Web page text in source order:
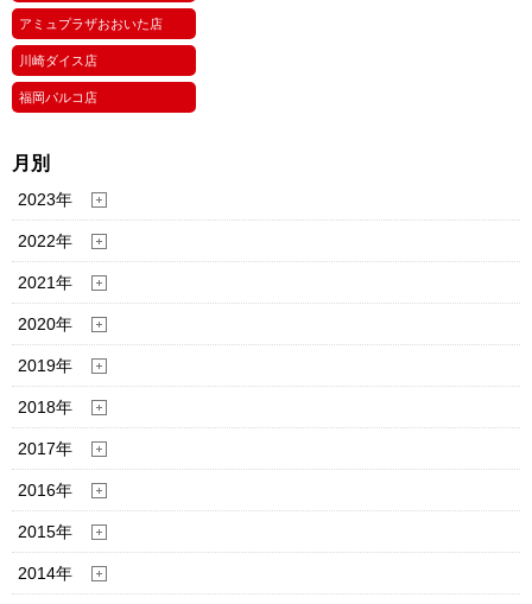
アミュプラザおおいた店
川崎ダイス店
福岡パルコ店
月別
2023年
2022年
2021年
2020年
2019年
2018年
2017年
2016年
2015年
2014年